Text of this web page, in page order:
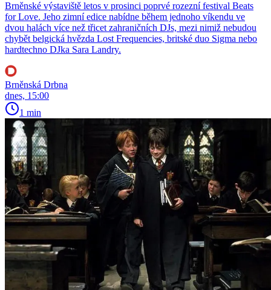
Brněnské výstaviště letos v prosinci poprvé rozezní festival Beats
for Love. Jeho zimní edice nabídne během jednoho víkendu ve
dvou halách více než třicet zahraničních DJs, mezi nimiž nebudou
chybět belgická hvězda Lost Frequencies, britské duo Sigma nebo
hardtechno DJka Sara Landry.
Brněnská Drbna
dnes, 15:00
1 min